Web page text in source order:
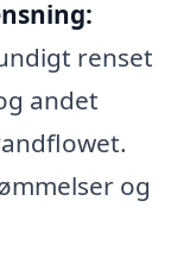
renset
andet
og